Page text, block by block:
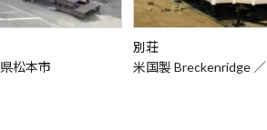
松本市
別荘
米国製 Breckenridge ／